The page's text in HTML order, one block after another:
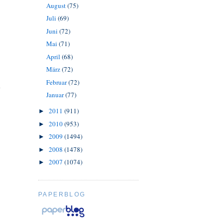
August(75)
Juli (69)
Juni (72)
Mai (71)
April (68)
März(72)
Februar(72)
Januar(77)
► 2011 (911)
► 2010(953)
► 2009 (1494)
► 2008 (1478)
► 2007 (1074)
PAPERBLOG